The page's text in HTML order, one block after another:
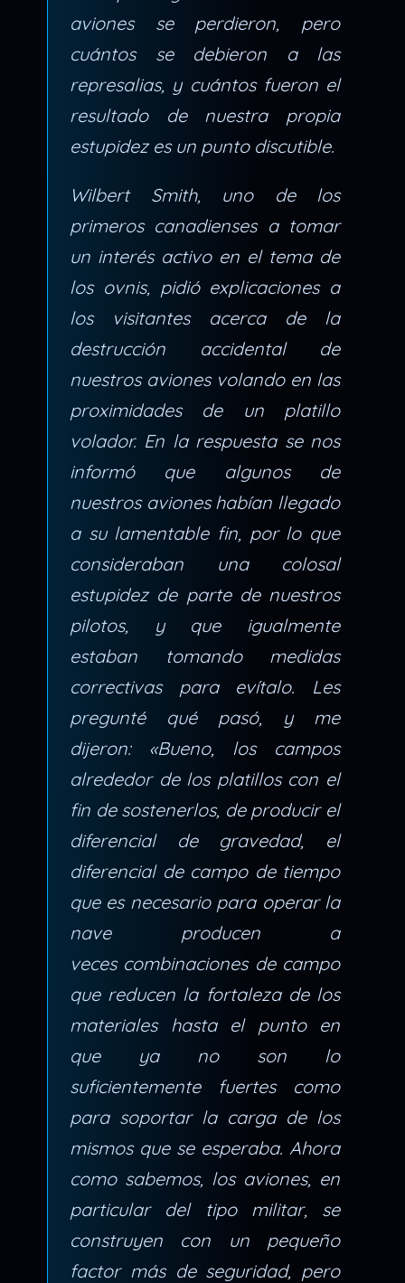
aviones se perdieron, pero
cuántos se debieron a las
represalias, y cuántos fueron el
resultado de nuestra propia
estupidez es un punto discutible.
Wilbert Smith, uno de los
primeros canadienses a tomar
un interés activo en el tema de
los ovnis, pidió explicaciones a
los visitantes acerca de la
destrucción accidental de
nuestros aviones volando en las
proximidades de un platillo
volador. En la respuesta se nos
informó que algunos de
nuestros aviones habían llegado
a su lamentable fin, por lo que
consideraban una colosal
estupidez de parte de nuestros
pilotos, y que igualmente
estaban tomando medidas
correctivas para evítalo. Les
pregunté qué pasó, y me
dijeron: «Bueno, los campos
alrededor de los platillos con el
fin de sostenerlos, de producir el
diferencial de gravedad, el
diferencial de campo de tiempo
que es necesario para operar la
nave producen a
veces combinaciones de campo
que reducen la fortaleza de los
materiales hasta el punto en
que ya no son lo
suficientemente fuertes como
para soportar la carga de los
mismos que se esperaba. Ahora
como sabemos, los aviones, en
particular del tipo militar, se
construyen con un pequeño
factor más de seguridad, pero